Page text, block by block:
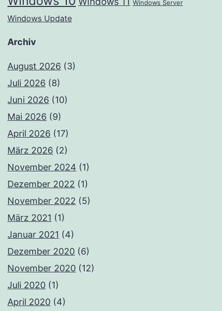
Windows Server
Windows Update
Archiv
August 2026 (3)
Juli 2026 (8)
Juni 2026 (10)
Mai 2026 (9)
April 2026 (17)
März 2026 (2)
November 2024 (1)
Dezember 2022 (1)
November 2022 (5)
März 2021 (1)
Januar 2021 (4)
Dezember 2020 (6)
November 2020 (12)
Juli 2020 (1)
April 2020 (4)